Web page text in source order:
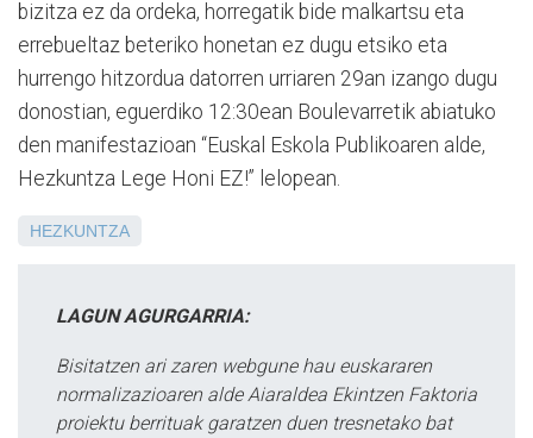
bizitza ez da ordeka, horregatik bide malkartsu eta
errebueltaz beteriko honetan ez dugu etsiko eta
hurrengo hitzordua datorren urriaren 29an izango dugu
donostian, eguerdiko 12:30ean Boulevarretik abiatuko
den manifestazioan “Euskal Eskola Publikoaren alde,
Hezkuntza Lege Honi EZ!” lelopean.
HEZKUNTZA
LAGUN AGURGARRIA:
Bisitatzen ari zaren webgune hau euskararen
normalizazioaren alde Aiaraldea Ekintzen Faktoria
proiektu berrituak garatzen duen tresnetako bat